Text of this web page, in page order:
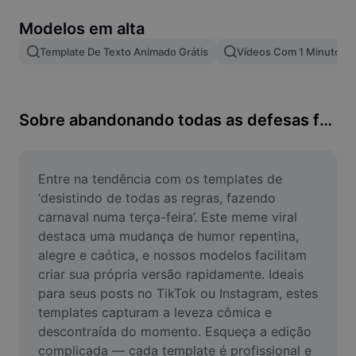
Mesclar imagens
Redimensionar Imagem
Criador de Memes
AI Text Remover
AI People Remover
AI Inpainting
Face Cutout
Modelos em alta
Template De Texto Animado Grátis Vídeos Com 1 Minuto
Sobre abandonando todas as defesas fazendo carnaval em terça-feira
Entre na tendência com os templates de
‘desistindo de todas as regras, fazendo
carnaval numa terça-feira’. Este meme viral
destaca uma mudança de humor repentina,
alegre e caótica, e nossos modelos facilitam
criar sua própria versão rapidamente. Ideais
para seus posts no TikTok ou Instagram, estes
templates capturam a leveza cômica e
descontraída do momento. Esqueça a edição
complicada — cada template é profissional e